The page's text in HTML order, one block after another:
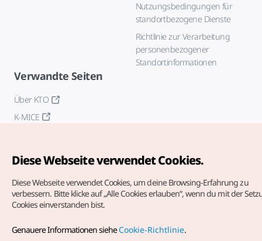
Nutzungsbedingungen für
standortbezogene Dienste
Richtlinie zur Verarbeitung
personenbezogener
Standortinformationen
Verwandte Seiten
Über KTO
K-MICE
vorbehalten.
Diese Webseite verwendet Cookies.
Diese Webseite verwendet Cookies, um deine Browsing-Erfahrung zu
verbessern. Bitte klicke auf „Alle Cookies erlauben“, wenn du mit der
Cookies einverstanden bist.
Genauere Informationen sieheCookie-Richtlinie.